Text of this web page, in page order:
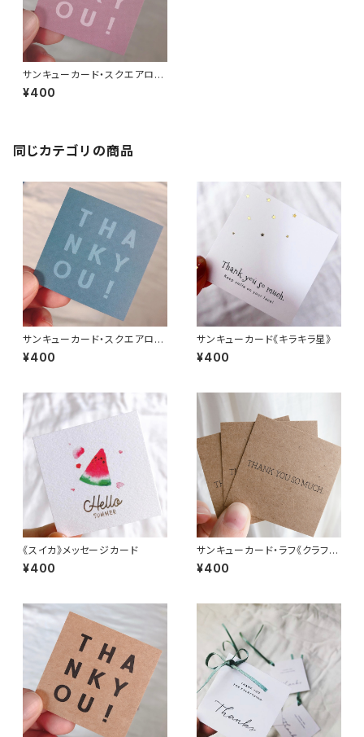
サンキューカード・スクエアロゴ
《ダスティーピンク》
¥400
同じカテゴリの商品
サンキューカード・スクエアロゴ
《ダスティーブルー》
¥400
サンキューカード《キラキラ星》
¥400
《スイカ》メッセージカード
¥400
サンキューカード・ラフ《クラフ
ト》
¥400